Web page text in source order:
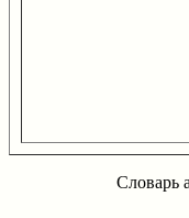
Словарь